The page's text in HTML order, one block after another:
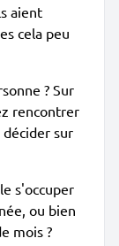
aient
cela peu
? Sur
rencontrer
décider sur
s'occuper
ou bien
mois ?